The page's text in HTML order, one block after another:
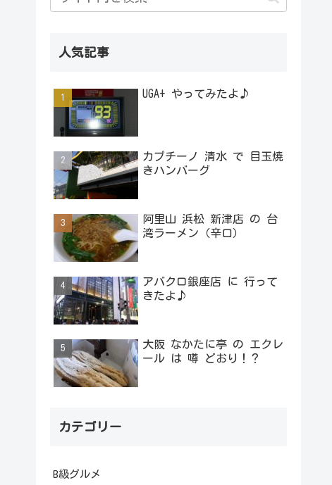
人気記事
UGA+ やってみたよ♪
カプチーノ 清水 で 目玉焼
きハンバーグ
阿里山 浜松 新津店 の 台
湾ラーメン（辛口）
アバクロ銀座店 に 行って
きたよ♪
大阪 なかたに亭 の エクレ
ール は 噂 どおり！？
カテゴリー
B級グルメ